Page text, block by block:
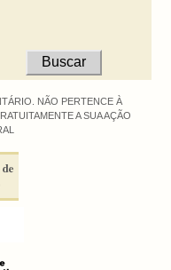
NÃO PERTENCE À
A SUA AÇÃO